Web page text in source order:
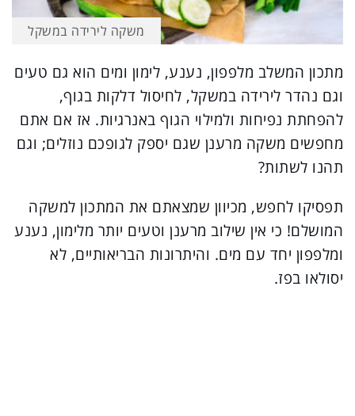
משקה לירידה במשקל
מתכון המשלב מלפפון, נענע, לימון ומים הוא גם טעים
וגם נהדר לירידה במשקל, לחיסול דלקות בגוף,
להפחתת נפיחות ולמילוי הגוף באנרגיות. אז אם אתם
מחפשים משקה מרענן שגם יספק לגופכם נוזלים; וגם
תהנו לשתות?
תפסיקו לחפש, מכיוון שמצאתם את המתכון למשקה
המושלם! כי אין שילוב מרענן וטעים יותר מלימון, נענע
ומלפפון יחד עם מים. והיתרונות הבריאותיים, לא
יסולאו בפז.